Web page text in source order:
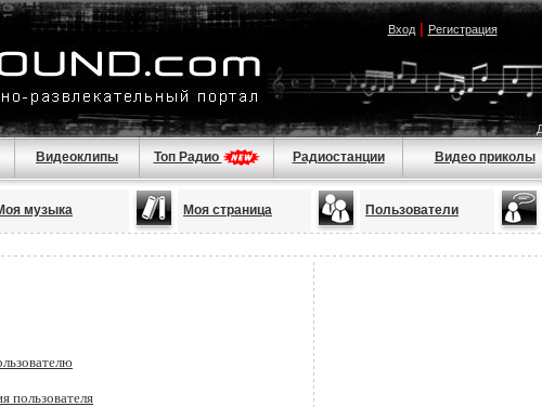
Вход| Регистрация
Видеоклипы Топ Радио Радиостанции Видео приколы
музыка Моя страница Пользователи
пользователя